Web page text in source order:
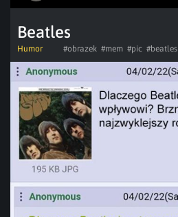
Beatles
Humor #obrazek #mem #pic #beatles